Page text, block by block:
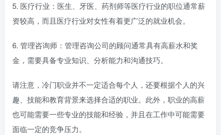
5. 医疗行业：医生、牙医、药剂师等医疗行业的职位通常薪
资较高，而且医疗行业对女性有着更广泛的就业机会。
6. 管理咨询师：管理咨询公司的顾问通常具有高薪水和奖
金，需要具备专业知识、分析能力和沟通技巧。
请注意，冷门职业并不一定适合每个人，还要根据个人的兴
趣、技能和教育背景来选择合适的职业。此外，职业的高薪
也可能需要一些专业的技能和经验，并且在工作中可能需要
面临一定的竞争压力。